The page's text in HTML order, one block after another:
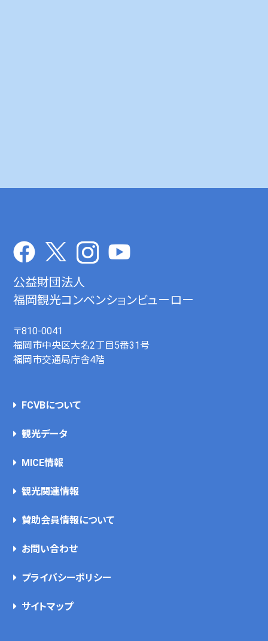
公益財団法人
福岡観光コンベンションビューロー
〒810-0041
福岡市中央区大名2丁目5番31号
福岡市交通局庁舎4階
FCVBについて
観光データ
MICE情報
観光関連情報
賛助会員情報について
お問い合わせ
プライバシーポリシー
サイトマップ